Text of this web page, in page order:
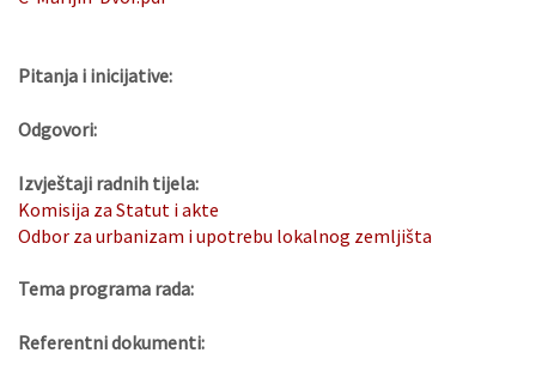
Pitanja i inicijative:
Odgovori:
Izvještaji radnih tijela:
Komisija za Statut i akte
Odbor za urbanizam i upotrebu lokalnog zemljišta
Tema programa rada:
Referentni dokumenti: